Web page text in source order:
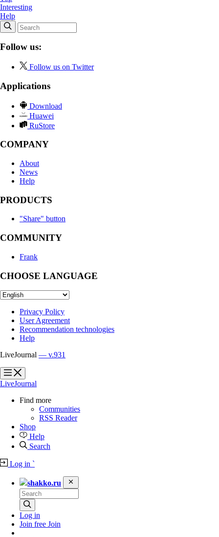
Interesting
Help
Follow us:
Follow us on Twitter
Applications
Download
Huawei
RuStore
COMPANY
About
News
Help
PRODUCTS
"Share" button
COMMUNITY
Frank
CHOOSE LANGUAGE
Privacy Policy
User Agreement
Recommendation technologies
Help
LiveJournal — v.931
?
?
LiveJournal
Find more
Communities
RSS Reader
Shop
Help
Search
Log in `
shakko.ru
Log in
Join free Join